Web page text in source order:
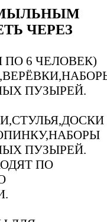
ЧЕРЕЗ
6 ЧЕЛОВЕК)
ПУЗЫРЕЙ.
ПУЗЫРЕЙ.
ПО